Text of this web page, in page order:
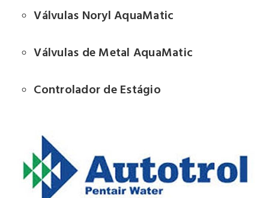
Válvulas Noryl AquaMatic
Válvulas de Metal AquaMatic
Controlador de Estágio